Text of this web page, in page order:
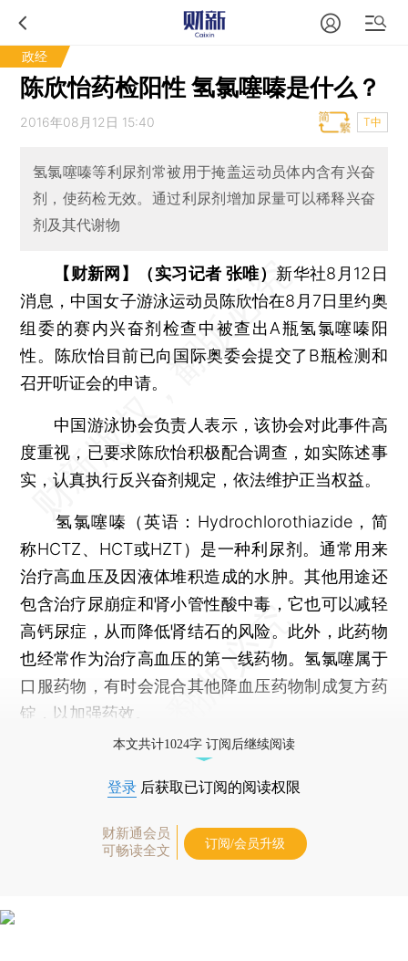
政经
陈欣怡药检阳性 氢氯噻嗪是什么？
2016年08月12日 15:40 T中
氢氯噻嗪等利尿剂常被用于掩盖运动员体内含有兴奋
剂，使药检无效。通过利尿剂增加尿量可以稀释兴奋
剂及其代谢物
【财新网】（实习记者 张唯） 新华社8月12日
消息，中国女子游泳运动员陈欣怡在8月7日里约奥
组委的赛内兴奋剂检查中被查出A瓶氢氯噻嗪阳
性。陈欣怡目前已向国际奥委会提交了B瓶检测和
召开听证会的申请。
中国游泳协会负责人表示，该协会对此事件高
度重视，已要求陈欣怡积极配合调查，如实陈述事
实，认真执行反兴奋剂规定，依法维护正当权益。
氢氯噻嗪（英语：Hydrochlorothiazide，简
称HCTZ、HCT或HZT）是一种利尿剂。通常用来
治疗高血压及因液体堆积造成的水肿。其他用途还
包含治疗尿崩症和肾小管性酸中毒，它也可以减轻
高钙尿症，从而降低肾结石的风险。此外，此药物
也经常作为治疗高血压的第一线药物。氢氯噻属于
口服药物，有时会混合其他降血压药物制成复方药
锭，以加强药效。
本文共计1024字 订阅后继续阅读
登录 后获取已订阅的阅读权限
财新通会员
可畅读全文
订阅/会员升级